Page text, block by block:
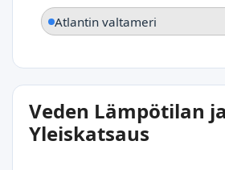
Atlantin valtameri
Veden Lämpötilan
Yleiskatsaus